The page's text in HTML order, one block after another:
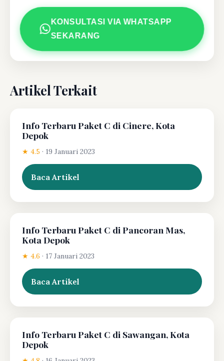
KONSULTASI VIA WHATSAPP
SEKARANG
Artikel Terkait
Info Terbaru Paket C di Cinere, Kota
Depok
★ 4.5 · 19 Januari 2023
Baca Artikel
Info Terbaru Paket C di Pancoran Mas,
Kota Depok
★ 4.6 · 17 Januari 2023
Baca Artikel
Info Terbaru Paket C di Sawangan, Kota
Depok